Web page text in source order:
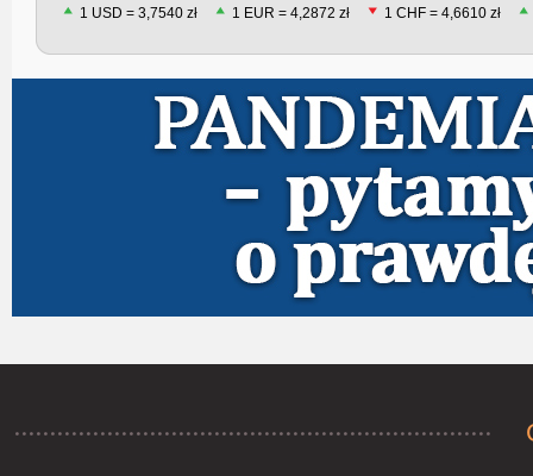
1 USD = 3,7540 zł 1 EUR = 4,2872 zł 1 CHF = 4,6610 zł